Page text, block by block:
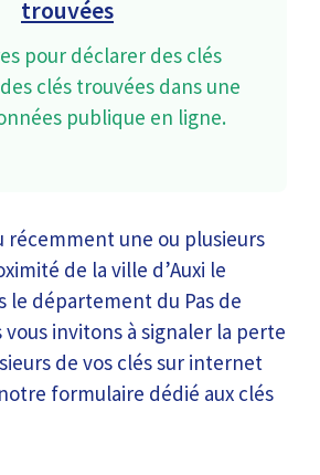
trouvées
pour déclarer des clés
clés trouvées dans une
publique en ligne.
récemment une ou plusieurs
de la ville d’Auxi le
le département du Pas de
vous invitons à signaler la perte
de vos clés sur internet
formulaire dédié aux clés